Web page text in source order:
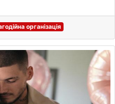
організація